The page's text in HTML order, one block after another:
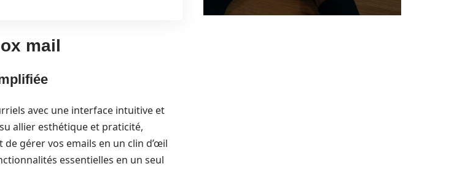
mail
avec une interface intuitive et
allier esthétique et praticité,
gérer vos emails en un clin d’œil
essentielles en un seul